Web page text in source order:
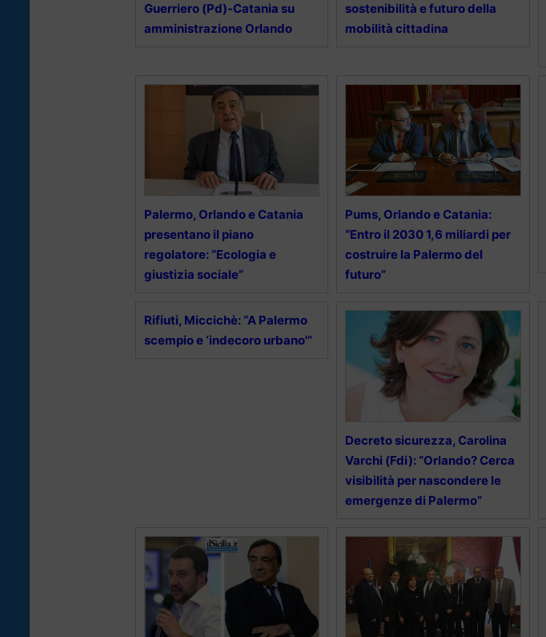
Guerriero (Pd)-Catania su
amministrazione Orlando
sostenibilità e futuro della
mobilità cittadina
Palermo, Orlando e Catania
presentano il piano
regolatore: “Ecologia e
giustizia sociale”
Pums, Orlando e Catania:
“Entro il 2030 1,6 miliardi per
costruire la Palermo del
futuro”
Rifiuti, Miccichè: “A Palermo
scempio e ‘indecoro urbano'”
Decreto sicurezza, Carolina
Varchi (Fdi): “Orlando? Cerca
visibilità per nascondere le
emergenze di Palermo”